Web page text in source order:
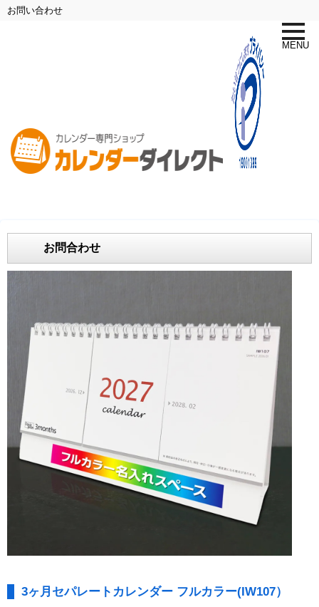
お問い合わせ
toggle
MENU
お問合わせ
3ヶ月セパレートカレンダー フルカラー(IW107）